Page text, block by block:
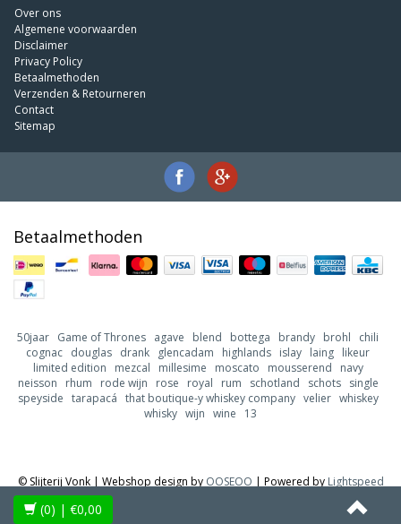
Over ons
Algemene voorwaarden
Disclaimer
Privacy Policy
Betaalmethoden
Verzenden & Retourneren
Contact
Sitemap
Betaalmethoden
50jaar Game of Thrones agave blend bottega brandy brohl
chili
cognac douglas drank glencadam highlands islay laing likeur
limited edition
mezcal millesime moscato mousserend
navy
neisson
rhum rode wijn rose royal rum schotland schots
single
speyside tarapacá that boutique-y whiskey company velier whiskey
whisky wijn wine 13
© Slijterij Vonk | Webshop design by OOSEOO | Powered by Lightspeed
(0) | €0,00